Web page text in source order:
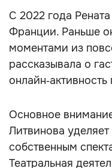
С 2022 года
Франции. Раньше
моментами из
рассказывала о
Основное
Литвинова
собственным
Театральная